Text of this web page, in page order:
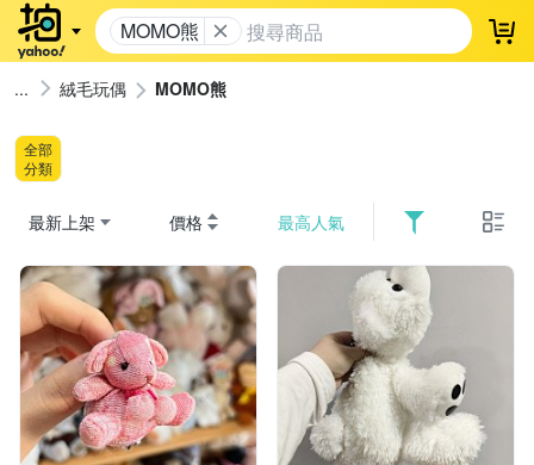
MOMO熊 登
絨毛玩偶 MOMO熊
全部
分類
最新上架 價格 最高人氣